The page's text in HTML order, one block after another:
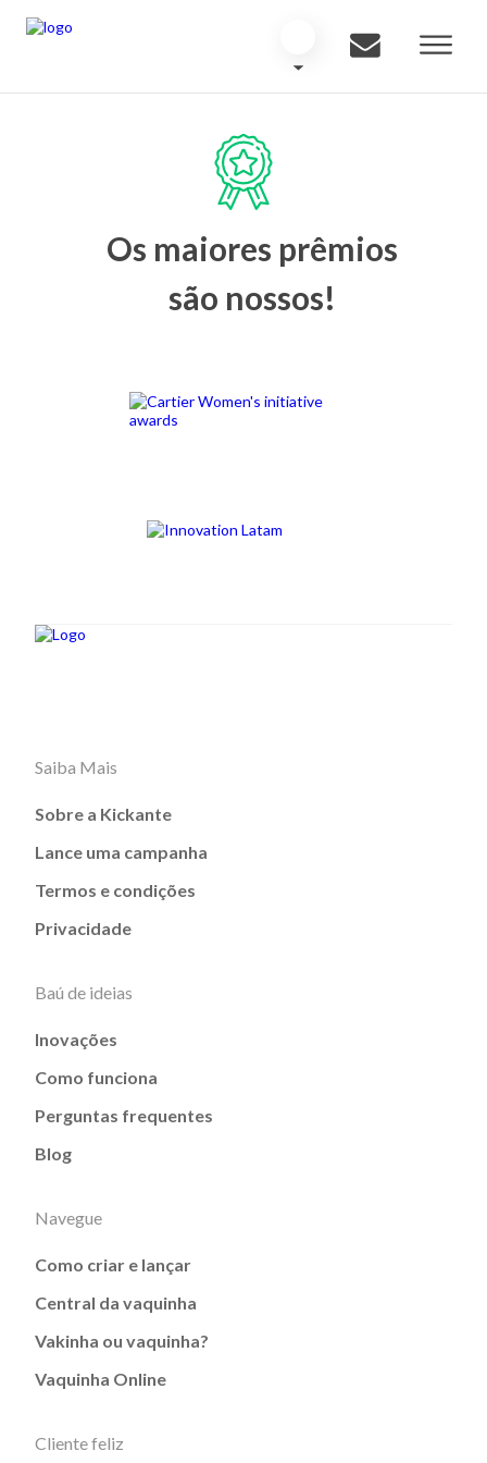
Os maiores prêmios
são nossos!
Saiba Mais
Sobre a Kickante
Lance uma campanha
Termos e condições
Privacidade
Baú de ideias
Inovações
Como funciona
Perguntas frequentes
Blog
Navegue
Como criar e lançar
Central da vaquinha
Vakinha ou vaquinha?
Vaquinha Online
Cliente feliz